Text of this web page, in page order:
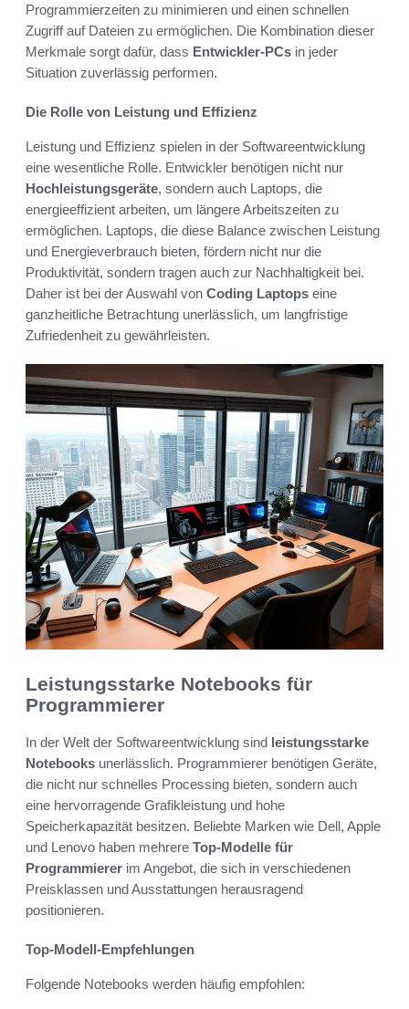
Programmierzeiten zu minimieren und einen schnellen
Zugriff auf Dateien zu ermöglichen. Die Kombination dieser
Merkmale sorgt dafür, dass Entwickler-PCs in jeder
Situation zuverlässig performen.
Die Rolle von Leistung und Effizienz
Leistung und Effizienz spielen in der Softwareentwicklung
eine wesentliche Rolle. Entwickler benötigen nicht nur
Hochleistungsgeräte, sondern auch Laptops, die
energieeffizient arbeiten, um längere Arbeitszeiten zu
ermöglichen. Laptops, die diese Balance zwischen Leistung
und Energieverbrauch bieten, fördern nicht nur die
Produktivität, sondern tragen auch zur Nachhaltigkeit bei.
Daher ist bei der Auswahl von Coding Laptops eine
ganzheitliche Betrachtung unerlässlich, um langfristige
Zufriedenheit zu gewährleisten.
Leistungsstarke Notebooks für
Programmierer
In der Welt der Softwareentwicklung sind leistungsstarke
Notebooks unerlässlich. Programmierer benötigen Geräte,
die nicht nur schnelles Processing bieten, sondern auch
eine hervorragende Grafikleistung und hohe
Speicherkapazität besitzen. Beliebte Marken wie Dell, Apple
und Lenovo haben mehrere Top-Modelle für
Programmierer im Angebot, die sich in verschiedenen
Preisklassen und Ausstattungen herausragend
positionieren.
Top-Modell-Empfehlungen
Folgende Notebooks werden häufig empfohlen: